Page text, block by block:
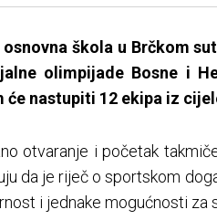
osnovna škola u Brčkom
olimpijade Bosne i
će nastupiti 12 ekipa iz
otvaranje i početak
da je riječ o sportskom
i jednake mogućnosti za